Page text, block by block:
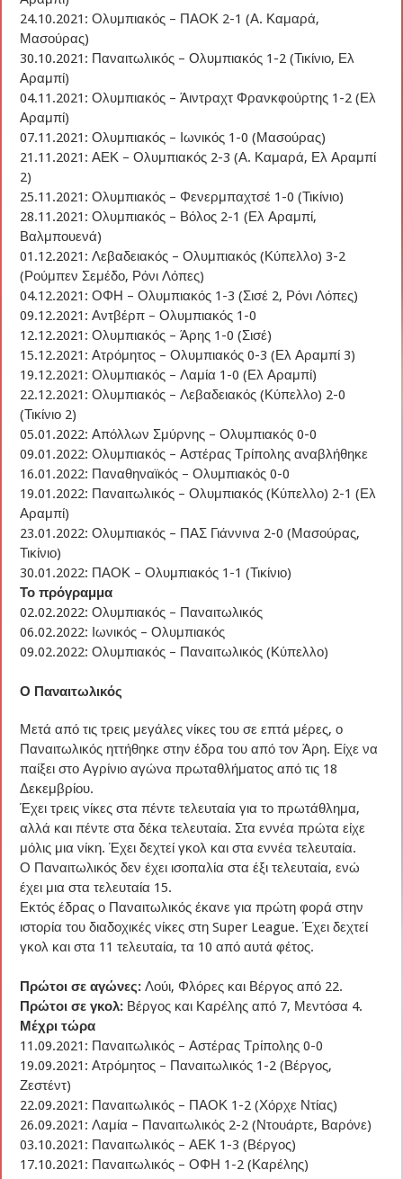
24.10.2021: Ολυμπιακός – ΠΑΟΚ 2-1 (Α. Καμαρά,
Μασούρας)
30.10.2021: Παναιτωλικός – Ολυμπιακός 1-2 (Τικίνιο, Ελ
Αραμπί)
04.11.2021: Ολυμπιακός – Άιντραχτ Φρανκφούρτης 1-2 (Ελ
Αραμπί)
07.11.2021: Ολυμπιακός – Ιωνικός 1-0 (Μασούρας)
21.11.2021: ΑΕΚ – Ολυμπιακός 2-3 (Α. Καμαρά, Ελ Αραμπί
2)
25.11.2021: Ολυμπιακός – Φενερμπαχτσέ 1-0 (Τικίνιο)
28.11.2021: Ολυμπιακός – Βόλος 2-1 (Ελ Αραμπί,
Βαλμπουενά)
01.12.2021: Λεβαδειακός – Ολυμπιακός (Κύπελλο) 3-2
(Ρούμπεν Σεμέδο, Ρόνι Λόπες)
04.12.2021: ΟΦΗ – Ολυμπιακός 1-3 (Σισέ 2, Ρόνι Λόπες)
09.12.2021: Αντβέρπ – Ολυμπιακός 1-0
12.12.2021: Ολυμπιακός – Άρης 1-0 (Σισέ)
15.12.2021: Ατρόμητος – Ολυμπιακός 0-3 (Ελ Αραμπί 3)
19.12.2021: Ολυμπιακός – Λαμία 1-0 (Ελ Αραμπί)
22.12.2021: Ολυμπιακός – Λεβαδειακός (Κύπελλο) 2-0
(Τικίνιο 2)
05.01.2022: Απόλλων Σμύρνης – Ολυμπιακός 0-0
09.01.2022: Ολυμπιακός – Αστέρας Τρίπολης αναβλήθηκε
16.01.2022: Παναθηναϊκός – Ολυμπιακός 0-0
19.01.2022: Παναιτωλικός – Ολυμπιακός (Κύπελλο) 2-1 (Ελ
Αραμπί)
23.01.2022: Ολυμπιακός – ΠΑΣ Γιάννινα 2-0 (Μασούρας,
Τικίνιο)
30.01.2022: ΠΑΟΚ – Ολυμπιακός 1-1 (Τικίνιο)
Το πρόγραμμα
02.02.2022: Ολυμπιακός – Παναιτωλικός
06.02.2022: Ιωνικός – Ολυμπιακός
09.02.2022: Ολυμπιακός – Παναιτωλικός (Κύπελλο)
Ο Παναιτωλικός
Μετά από τις τρεις μεγάλες νίκες του σε επτά μέρες, ο
Παναιτωλικός ηττήθηκε στην έδρα του από τον Άρη. Είχε να
παίξει στο Αγρίνιο αγώνα πρωταθλήματος από τις 18
Δεκεμβρίου.
Έχει τρεις νίκες στα πέντε τελευταία για το πρωτάθλημα,
αλλά και πέντε στα δέκα τελευταία. Στα εννέα πρώτα είχε
μόλις μια νίκη. Έχει δεχτεί γκολ και στα εννέα τελευταία.
Ο Παναιτωλικός δεν έχει ισοπαλία στα έξι τελευταία, ενώ
έχει μια στα τελευταία 15.
Εκτός έδρας ο Παναιτωλικός έκανε για πρώτη φορά στην
ιστορία του διαδοχικές νίκες στη Super League. Έχει δεχτεί
γκολ και στα 11 τελευταία, τα 10 από αυτά φέτος.
Πρώτοι σε αγώνες:Λούι, Φλόρες και Βέργος από 22.
Πρώτοι σε γκολ: Βέργος και Καρέλης από 7, Μεντόσα 4.
Μέχρι τώρα
11.09.2021: Παναιτωλικός – Αστέρας Τρίπολης 0-0
19.09.2021: Ατρόμητος – Παναιτωλικός 1-2 (Βέργος,
Ζεστέντ)
22.09.2021: Παναιτωλικός – ΠΑΟΚ 1-2 (Χόρχε Ντίας)
26.09.2021: Λαμία – Παναιτωλικός 2-2 (Ντουάρτε, Βαρόνε)
03.10.2021: Παναιτωλικός – ΑΕΚ 1-3 (Βέργος)
17.10.2021: Παναιτωλικός – ΟΦΗ 1-2 (Καρέλης)